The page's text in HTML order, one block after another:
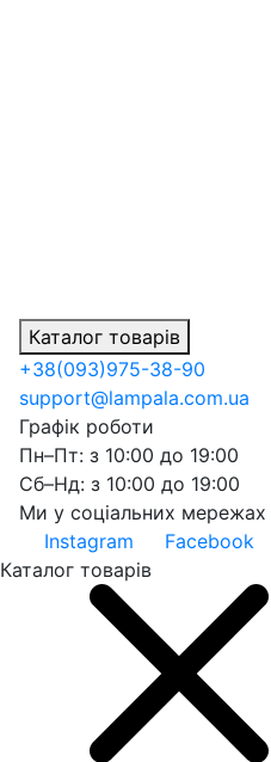
Каталог товарів
+38(093)975-38-90
support@lampala.com.ua
Графік роботи
Пн–Пт: з 10:00 до 19:00
Сб–Нд: з 10:00 до 19:00
Ми у соціальних мережах
Instagram
Facebook
Каталог товарів